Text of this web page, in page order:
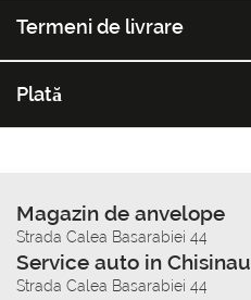
Termeni de livrare
Plată
Magazin de anvelope
Strada Calea Basarabiei 44
Service auto in Chisinau
Strada Calea Basarabiei 44